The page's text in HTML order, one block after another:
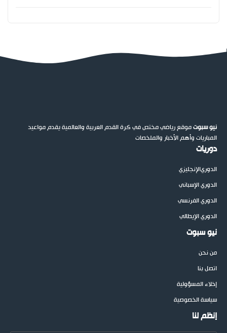
نيو سبوتموقع رياضي مختص في كرة القدم العربية والعالمية يقدم مواعيد
المباريات وأهم الأخبار والملخصات
دوريات
الدوريالإنجليزي
الدوري الإسباني
الدوري الفرنسي
الدوري الإيطالي
نيو سبوت
من نحن
اتصل بنا
إخلاء المسؤولية
سياسة الخصوصية
إنظم لنا